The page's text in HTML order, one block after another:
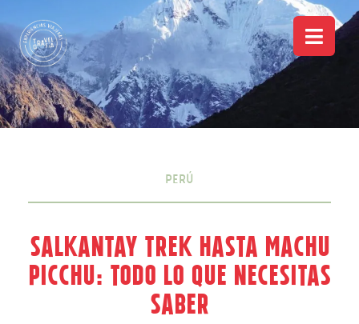
Perú
Salkantay Trek hasta Machu
Picchu: Todo lo que Necesitas
Saber